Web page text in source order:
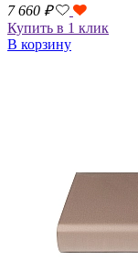
7 660 ₽
Купить в 1 клик
В корзину